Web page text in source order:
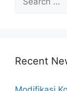
for:
Recent